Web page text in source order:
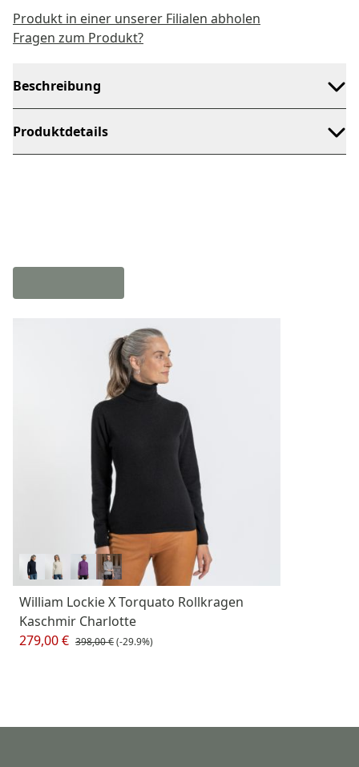
Produkt in einer unserer Filialen abholen
Fragen zum Produkt?
Beschreibung
Produktdetails
William Lockie X Torquato Rollkragen
Kaschmir Charlotte
279,00 € 398,00 €(-29.9%)